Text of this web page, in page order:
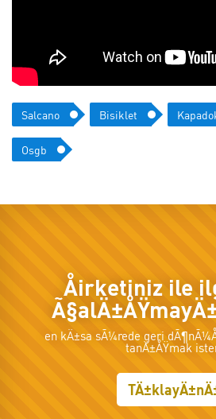
Salcano Bisiklet
Osgb
Åirketiniz ile
en kÄ±sa sÃ¼rede geri
tanÄ±ÅŸmak